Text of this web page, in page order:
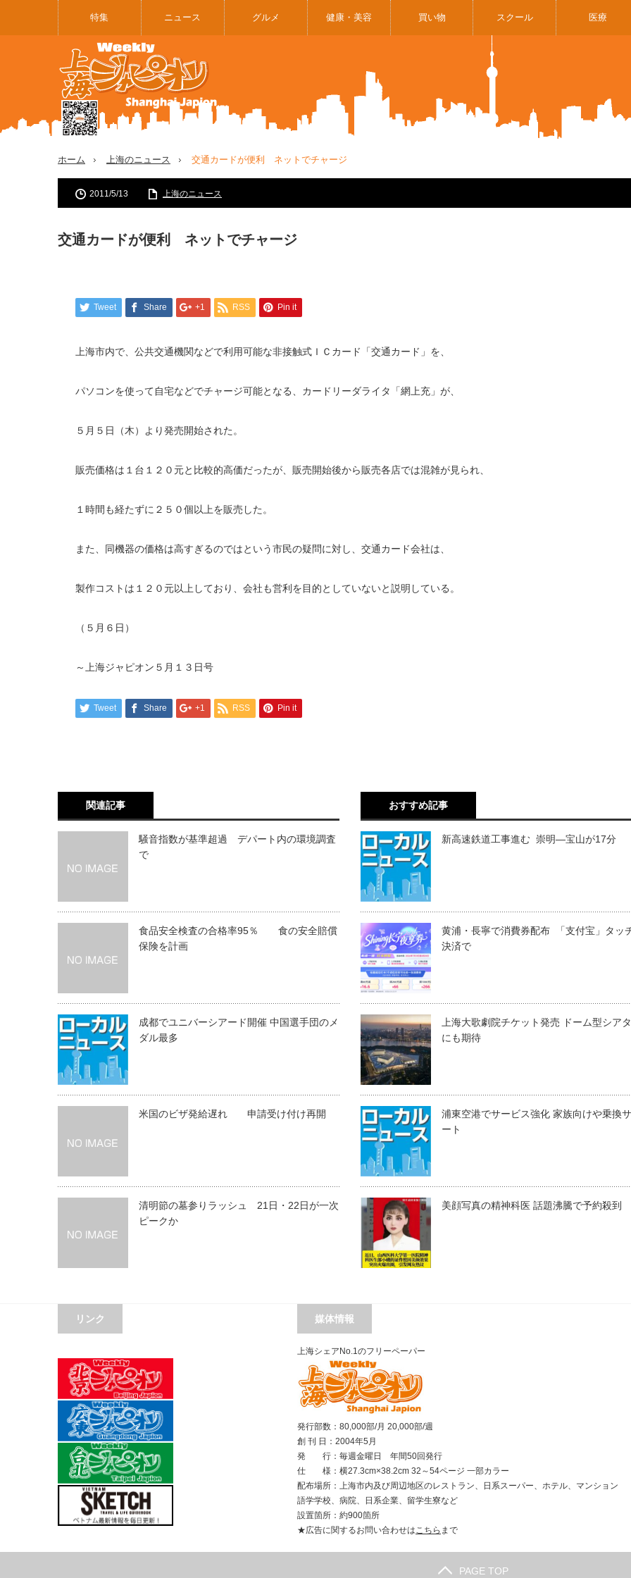
特集 ニュース グルメ 健康・美容 買い物 スクール 医療
ホーム 上海のニュース 交通カードが便利 ネットでチャージ
2011/5/13 上海のニュース
交通カードが便利 ネットでチャージ
Tweet Share +1 RSS Pin it
上海市内で、公共交通機関などで利用可能な非接触式ＩＣカード「交通カード」を、
パソコンを使って自宅などでチャージ可能となる、カードリーダライタ「網上充」が、
５月５日（木）より発売開始された。
販売価格は１台１２０元と比較的高価だったが、販売開始後から販売各店では混雑が見られ、
１時間も経たずに２５０個以上を販売した。
また、同機器の価格は高すぎるのではという市民の疑問に対し、交通カード会社は、
製作コストは１２０元以上しており、会社も営利を目的としていないと説明している。
（５月６日）
～上海ジャピオン５月１３日号
Tweet Share +1 RSS Pin it
関連記事
騒音指数が基準超過 デパート内の環境調査
で
食品安全検査の合格率95％ 食の安全賠償
保険を計画
成都でユニバーシアード開催 中国選手団のメ
ダル最多
米国のビザ発給遅れ 申請受け付け再開
清明節の墓参りラッシュ 21日・22日が一次
ピークか
おすすめ記事
新高速鉄道工事進む 崇明―宝山が17分
黄浦・長寧で消費券配布 「支付宝」タッ
決済で
上海大歌劇院チケット発売 ドーム型シア
にも期待
浦東空港でサービス強化 家族向けや乗換
ート
美顔写真の精神科医 話題沸騰で予約殺到
リンク 媒体情報
上海シェアNo.1のフリーペーパー
発行部数：80,000部/月 20,000部/週
創 刊 日：2004年5月
発 行：毎週金曜日 年間50回発行
仕 様：横27.3cm×38.2cm 32～54ページ 一部カラー
配布場所：上海市内及び周辺地区のレストラン、日系スーパー、ホテル、マンション
語学学校、病院、日系企業、留学生寮など
設置箇所：約900箇所
★広告に関するお問い合わせはこちら まで
PAGE TOP